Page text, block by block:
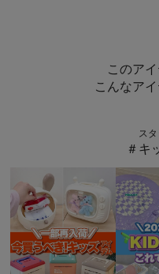
このア
こんなア
ス
＃キ